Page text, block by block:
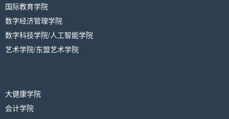
国际教育学院
数字经济管理学院
数字科技学院/人工智能学院
艺术学院/东盟艺术学院
大健康学院
会计学院